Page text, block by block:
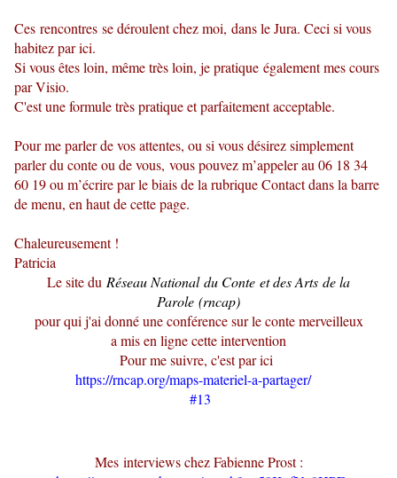
Ces rencontres se déroulent chez moi, dans le Jura. Ceci si vous
habitez par ici.
Si vous êtes loin, même très loin, je pratique également mes cours
par Visio.
C'est une formule très pratique et parfaitement acceptable.
Pour me parler de vos attentes, ou si vous désirez simplement
parler du conte ou de vous, vous pouvez m’appeler au 06 18 34
60 19 ou m’écrire par le biais de la rubrique Contact dans la barre
de menu, en haut de cette page.
Chaleureusement !
Patricia
Le site du Réseau National du Conte et des Arts de la
Parole (rncap)
pour qui j'ai donné une conférence sur le conte merveilleux
a mis en ligne cette intervention
Pour me suivre, c'est par ici
https://rncap.org/maps-materiel-a-partager/
#13
Mes interviews chez Fabienne Prost :